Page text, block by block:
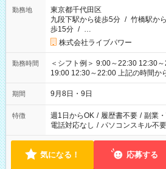
勤務地
東京都千代田区
九段下駅から徒歩5分 / 竹橋駅か
歩15分 / …
株式会社ライブパワー
勤務時間
＜シフト例＞ 9:00～22:30 12:30
19:00 12:30～22:00 上記の時間から好きな時間を選べます！ ※
時間は変更となる可能性がありま
期間 9月8日・9日
特徴 週1日からOK / 履歴書不要 / 副業
電話対応なし / パソコンスキル不要
気になる！ 応募する